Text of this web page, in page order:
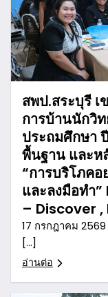
สพป.สระบุรี เ
การบ้านนักวิ
ประถมศึกษา
พื้นฐาน และห
“การบริโภคอ
และลงมือทำ
– Discover ,
17 กรกฎาคม
[…]
อ่านต่อ